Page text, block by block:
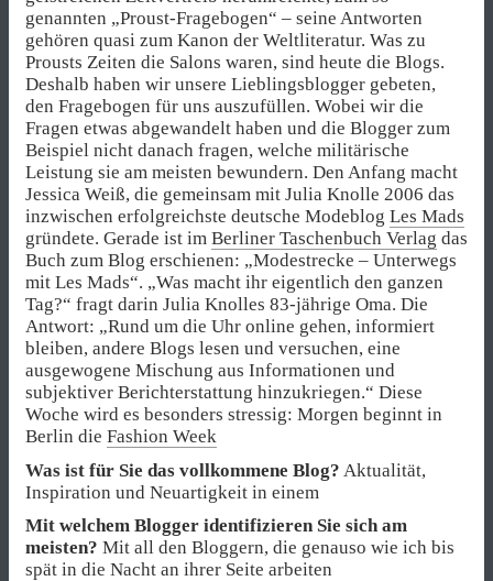
genannten „Proust-Fragebogen“ – seine Antworten
gehören quasi zum Kanon der Weltliteratur. Was zu
Prousts Zeiten die Salons waren, sind heute die Blogs.
Deshalb haben wir unsere Lieblingsblogger gebeten,
den Fragebogen für uns auszufüllen. Wobei wir die
Fragen etwas abgewandelt haben und die Blogger zum
Beispiel nicht danach fragen, welche militärische
Leistung sie am meisten bewundern. Den Anfang macht
Jessica Weiß, die gemeinsam mit Julia Knolle 2006 das
inzwischen erfolgreichste deutsche Modeblog Les Mads
gründete. Gerade ist im Berliner Taschenbuch Verlag das
Buch zum Blog erschienen: „Modestrecke – Unterwegs
mit Les Mads“. „Was macht ihr eigentlich den ganzen
Tag?“ fragt darin Julia Knolles 83-jährige Oma. Die
Antwort: „Rund um die Uhr online gehen, informiert
bleiben, andere Blogs lesen und versuchen, eine
ausgewogene Mischung aus Informationen und
subjektiver Berichterstattung hinzukriegen.“ Diese
Woche wird es besonders stressig: Morgen beginnt in
Berlin die Fashion Week
Was ist für Sie das vollkommene Blog? Aktualität,
Inspiration und Neuartigkeit in einem
Mit welchem Blogger identifizieren Sie sich am
meisten? Mit all den Bloggern, die genauso wie ich bis
spät in die Nacht an ihrer Seite arbeiten